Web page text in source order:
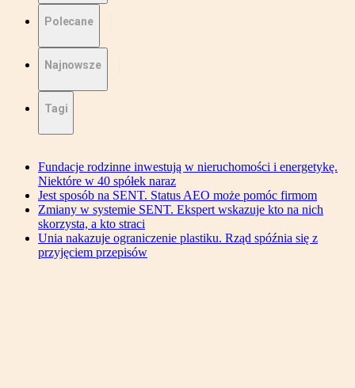
Polecane
Najnowsze
Tagi
Fundacje rodzinne inwestują w nieruchomości i energetykę.
Niektóre w 40 spółek naraz
Jest sposób na SENT. Status AEO może pomóc firmom
Zmiany w systemie SENT. Ekspert wskazuje kto na nich
skorzysta, a kto straci
Unia nakazuje ograniczenie plastiku. Rząd spóźnia się z
przyjęciem przepisów